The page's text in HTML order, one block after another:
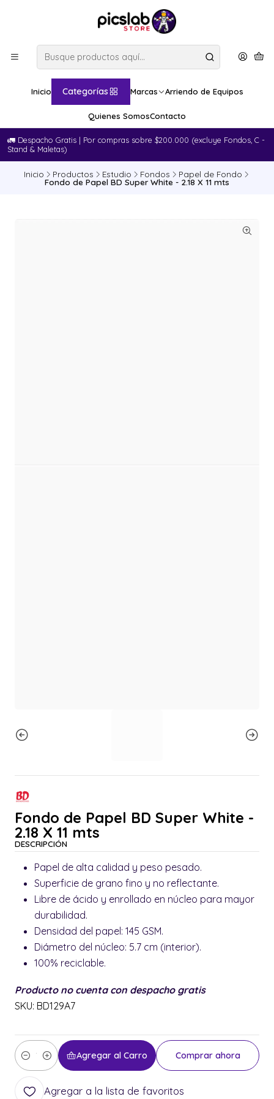
Inicio Categorías Marcas Arriendo de Equipos
Quienes SomosContacto
🚛​ Despacho Gratis | Por compras sobre $200.000 (excluye Fondos, C -
Stand & Maletas)
Inicio Productos Estudio Fondos Papel de Fondo
Fondo de Papel BD Super White - 2.18 X 11 mts
Fondo de Papel BD Super White -
2.18 X 11 mts
DESCRIPCIÓN
Papel de alta calidad y peso pesado.
Superficie de grano fino y no reflectante.
Libre de ácido y enrollado en núcleo para mayor
durabilidad.
Densidad del papel: 145 GSM.
Diámetro del núcleo: 5.7 cm (interior).
100% reciclable.
Producto no cuenta con despacho gratis
SKU: BD129A7
Cantidad
Agregar al Carro Comprar ahora
Agregar a la lista de favoritos